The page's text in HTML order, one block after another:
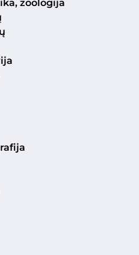
zoologija